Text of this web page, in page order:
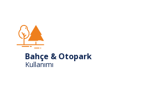
Bahçe & Otopark
Kullanımı